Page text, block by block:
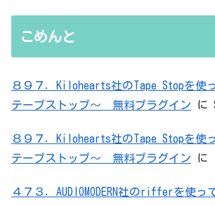
無駄を重ねた結論は
こめんと
８９７．Kilohearts社のTape Stopを
テープストップ～ 無料プラグイン に
８９７．Kilohearts社のTape Stopを
テープストップ～ 無料プラグイン に
４７３．AUDIOMODERN社のrifferを使